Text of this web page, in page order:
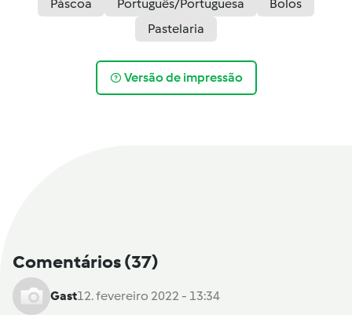
Páscoa
Português/Portuguesa
Bolos
Pastelaria
Versão de impressão
Comentários(37)
Gast12. fevereiro 2022 - 13:34